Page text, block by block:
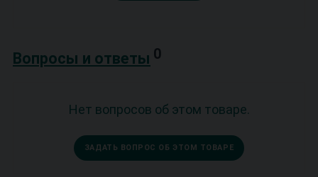
Вопросы и ответы 0
Нет вопросов об этом товаре.
ЗАДАТЬ ВОПРОС ОБ ЭТОМ ТОВАРЕ